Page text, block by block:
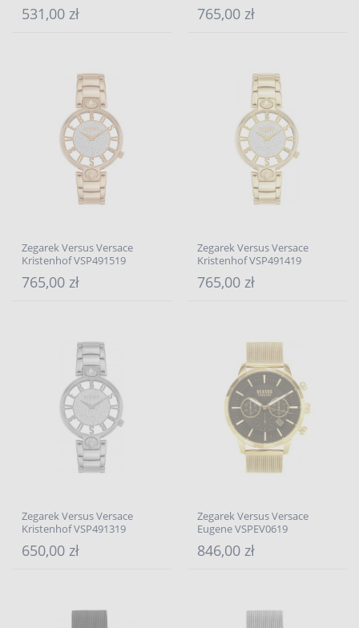
531,00 zł 765,00 zł
Zegarek Versus Versace
Kristenhof VSP491519
765,00 zł
Zegarek Versus Versace
Kristenhof VSP491419
765,00 zł
Zegarek Versus Versace
Kristenhof VSP491319
650,00 zł
Zegarek Versus Versace
Eugene VSPEV0619
846,00 zł